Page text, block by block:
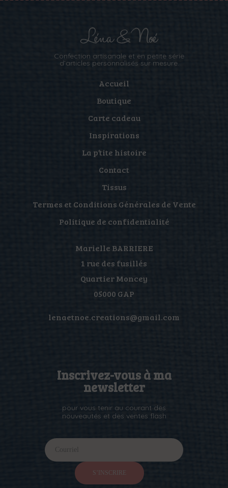
Confection artisanale et en petite série
d’articles personnalisés sur mesure.
Accueil
Boutique
Carte cadeau
Inspirations
La p’tite histoire
Contact
Tissus
Termes et Conditions Générales de Vente
Politique de confidentialité
Marielle BARRIERE
1 rue des fusillés
Quartier Moncey
05000 GAP
lenaetnoe.creations@gmail.com
Inscrivez-vous à ma
newsletter
pour vous tenir au courant des
nouveautés et des ventes flash
I
f
y
S’INSCRIRE